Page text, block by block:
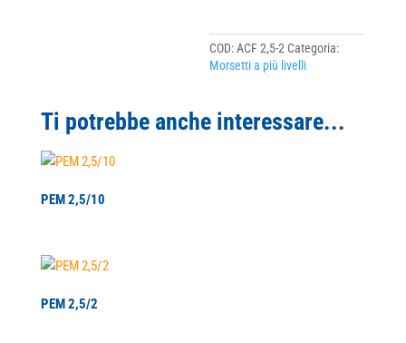
COD:ACF 2,5-2 Categoria:
Morsetti a più livelli
Ti potrebbe anche interessare...
PEM 2,5/10
PEM 2,5/2